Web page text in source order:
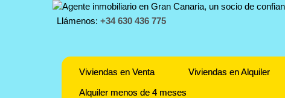
Llámenos: +34 630 436 775
Viviendas en Venta Viviendas en Alquiler
Alquiler menos de 4 meses